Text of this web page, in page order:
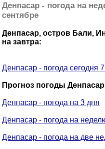
Денпасар - погода на
сентябре
Денпасар, остров Бали,
на завтра:
Денпасар - погода сегодня
Прогноз погоды Денпасар
Денпасар - погода на 3 дня
Денпасар - погода на
Денпасар - погода на две